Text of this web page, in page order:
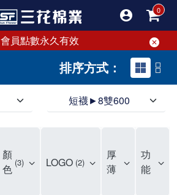
會員點數永久有效
排序方式：
短襪►8雙600
顏
色 3 LOGO 2
厚
薄
功
能